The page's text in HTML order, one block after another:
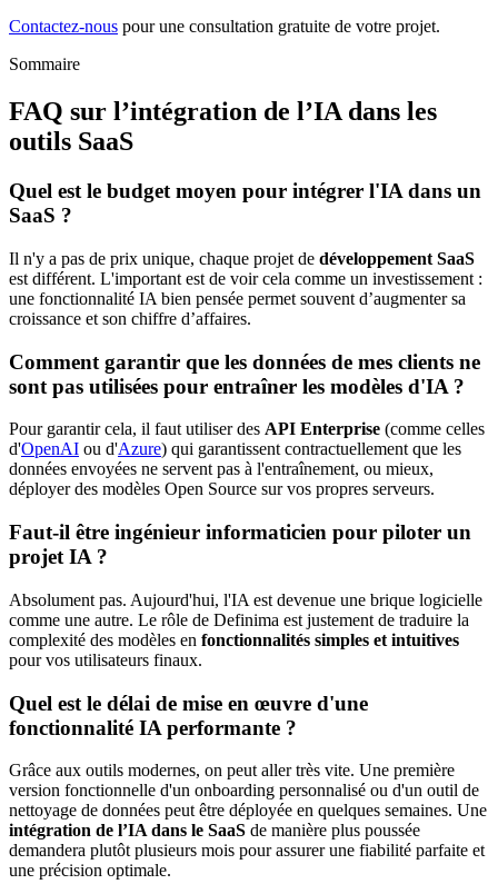
Contactez-nous pour une consultation gratuite de votre projet.
Sommaire
FAQ sur l’intégration de l’IA dans les
outils SaaS
Quel est le budget moyen pour intégrer l'IA dans un
SaaS ?
Il n'y a pas de prix unique, chaque projet de développement SaaS
est différent. L'important est de voir cela comme un investissement :
une fonctionnalité IA bien pensée permet souvent d’augmenter sa
croissance et son chiffre d’affaires.
Comment garantir que les données de mes clients ne
sont pas utilisées pour entraîner les modèles d'IA ?
Pour garantir cela, il faut utiliser des API Enterprise (comme celles
d'OpenAI ou d'Azure) qui garantissent contractuellement que les
données envoyées ne servent pas à l'entraînement, ou mieux,
déployer des modèles Open Source sur vos propres serveurs.
Faut-il être ingénieur informaticien pour piloter un
projet IA ?
Absolument pas. Aujourd'hui, l'IA est devenue une brique logicielle
comme une autre. Le rôle de Definima est justement de traduire la
complexité des modèles en fonctionnalités simples et intuitives
pour vos utilisateurs finaux.
Quel est le délai de mise en œuvre d'une
fonctionnalité IA performante ?
Grâce aux outils modernes, on peut aller très vite. Une première
version fonctionnelle d'un onboarding personnalisé ou d'un outil de
nettoyage de données peut être déployée en quelques semaines. Une
intégration de l’IA dans le SaaS de manière plus poussée
demandera plutôt plusieurs mois pour assurer une fiabilité parfaite et
une précision optimale.